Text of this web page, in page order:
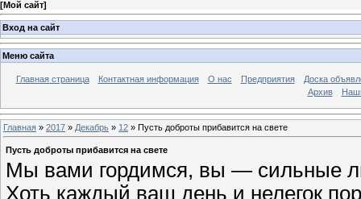
[Мой сайт]
Вход на сайт
Меню сайта
Главная страница Контактная информация О нас Предприятия
Доска
Архив
Главная » 2017 » Декабрь » 12 » Пусть доброты прибавится на свете
Пусть доброты прибавится на свете
Мы вами гордимся, вы — сильные
Хоть каждый ваш день и нелегок